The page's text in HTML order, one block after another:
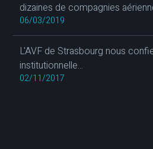
dizaines de compagnies
06/03/2019
L'AVF de Strasbourg nous
institutionnelle...
02/11/2017